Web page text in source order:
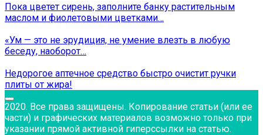
Пока цветет сирень, заполните банку растительным
маслом и фиолетовыми цветками…
«Ум — это не эрудиция, не умение влезть в любую
беседу, наоборот…
Недорогое аптечное средство быстро очистит ручки
плиты от жира!
2020. Все права защищены. Копирование статьи (или ее
части) и графических материалов возможно только при
указании прямой активной гиперссылки на статью.